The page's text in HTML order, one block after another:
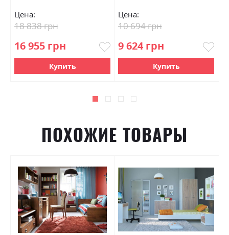
Цена:
16 955 грн
18 838 грн
Купить
Цена:
9 624 грн
10 694 грн
Купить
ПОХОЖИЕ ТОВАРЫ